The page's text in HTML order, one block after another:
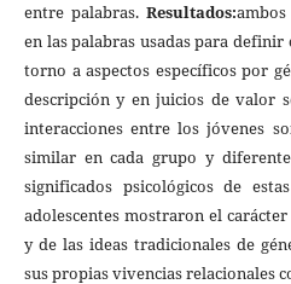
entre palabras. Resultados:
en las palabras usadas para
torno a aspectos específicos por
descripción y en juicios de valor
interacciones entre los jóvenes
similar en cada grupo y
significados psicológicos de
adolescentes mostraron el
y de las ideas tradicionales de
sus propias vivencias relacionales